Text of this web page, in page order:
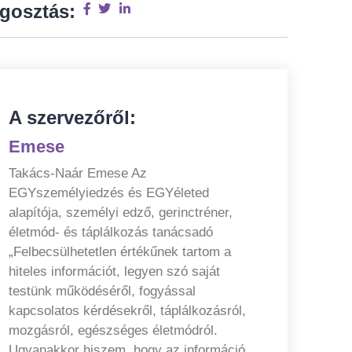
A szervezőről:
Emese
Takács-Naár Emese Az
EGYszemélyiedzés és EGYéleted
alapítója, személyi edző, gerinctréner,
életmód- és táplálkozás tanácsadó
„Felbecsülhetetlen értékűnek tartom a
hiteles információt, legyen szó saját
testünk működéséről, fogyással
kapcsolatos kérdésekről, táplálkozásról,
mozgásról, egészséges életmódról.